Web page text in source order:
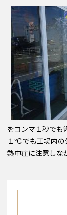
をコンマ１秒でも
１℃でも工場内の
熱中症に注意しな